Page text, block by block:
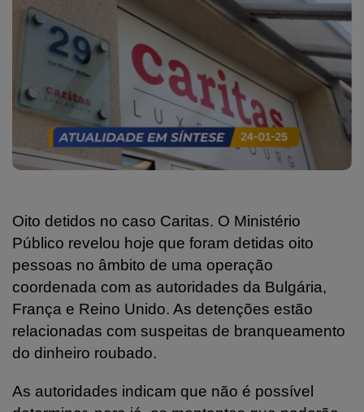
Oito detidos no caso Caritas. O Ministério
Público revelou hoje que foram detidas oito
pessoas no âmbito de uma operação
coordenada com as autoridades da Bulgária,
França e Reino Unido. As detenções estão
relacionadas com suspeitas de branqueamento
do dinheiro roubado.
As autoridades indicam que não é possível